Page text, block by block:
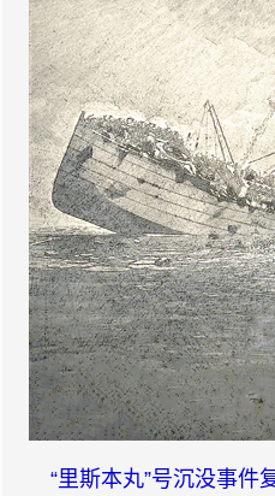
“里斯本丸”号沉没事件